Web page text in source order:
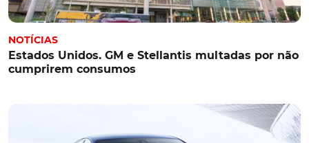
NOTÍCIAS
Estados Unidos. GM e Stellantis multadas por não
cumprirem consumos